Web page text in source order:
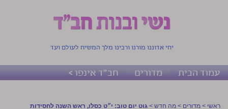
יחי אדוננו מורנו ורבינו מלך המשיח לעולם ועד
עמוד הבית מדורים חב"ד אינפו >
ראשי > מדורים > מה חדש > גוט יום טוב: י״ט כסלו, ראש השנה לחסידות